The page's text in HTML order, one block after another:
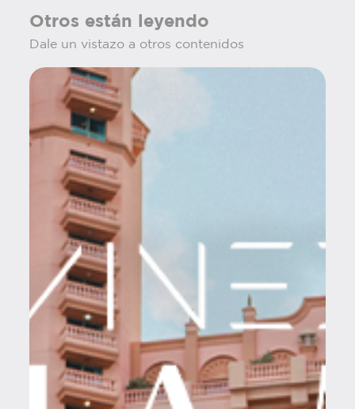
Otros están leyendo
Dale un vistazo a otros contenidos